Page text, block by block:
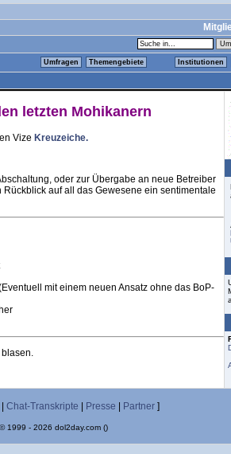
Umfragen Themengebiete Institutionen
letzten Mohikanern
Vize Kreuzeiche.
oder zur Übergabe an neue Betreiber
auf all das Gewesene ein sentimentale
mit einem neuen Ansatz ohne das BoP-
blasen.
Chat-Transkripte Presse Partner ]
© 1999 - 2026 dol2day.com ()